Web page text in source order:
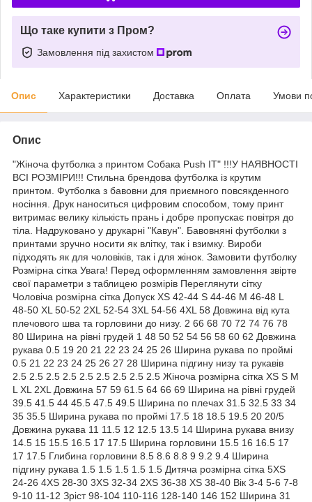
Що таке купити з Пром?
Замовлення під захистом
Опис Характеристики Доставка Оплата Умови
Опис
"Жіноча футболка з принтом Собака Push IT" !!!У НАЯВНОСТІ
ВСІ РОЗМІРИ!!! Стильна брендова футболка із крутим
принтом. Футболка з бавовни для приємного повсякденного
носіння. Друк наноситься цифровим способом, тому принт
витримає велику кількість прань і добре пропускає повітря до
тіла. Надруковано у друкарні "Кавун". Бавовняні футболки з
принтами зручно носити як влітку, так і взимку. Вироби
підходять як для чоловіків, так і для жінок. Замовити футболку
Розмірна сітка Увага! Перед оформленням замовлення звірте
свої параметри з таблицею розмірів Переглянути сітку
Чоловіча розмірна сітка Допуск XS 42-44 S 44-46 M 46-48 L
48-50 XL 50-52 2XL 52-54 3XL 54-56 4XL 58 Довжина від кута
плечового шва та горловини до низу. 2 66 68 70 72 74 76 78
80 Ширина на рівні грудей 1 48 50 52 54 56 58 60 62 Довжина
рукава 0.5 19 20 21 22 23 24 25 26 Ширина рукава по проймі
0.5 21 22 23 24 25 26 27 28 Ширина підгину низу та рукавів
2.5 2.5 2.5 2.5 2.5 2.5 2.5 2.5 2.5 Жіноча розмірна сітка XS S M
L XL 2XL Довжина 57 59 61.5 64 66 69 Ширина на рівні грудей
39.5 41.5 44 45.5 47.5 49.5 Ширина по плечах 31.5 32.5 33 34
35 35.5 Ширина рукава по проймі 17.5 18 18.5 19.5 20 20/5
Довжина рукава 11 11.5 12 12.5 13.5 14 Ширина рукава внизу
14.5 15 15.5 16.5 17 17.5 Ширина горловини 15.5 16 16.5 17
17 17.5 Глибина горловини 8.5 8.6 8.8 9 9.2 9.4 Ширина
підгину рукава 1.5 1.5 1.5 1.5 1.5 Дитяча розмірна сітка 5XS
24-26 4XS 28-30 3XS 32-34 2XS 36-38 XS 38-40 Вік 3-4 5-6 7-8
9-10 11-12 Зріст 98-104 110-116 128-140 146 152 Ширина 31